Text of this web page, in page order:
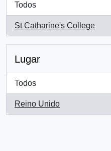
Todos
St Catharine's College
, 1 resultados
Lugar
Todos
Reino Unido
, 1 resultados